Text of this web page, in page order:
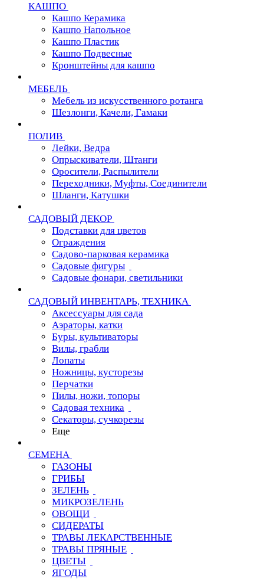
КАШПО
Кашпо Керамика
Кашпо Напольное
Кашпо Пластик
Кашпо Подвесные
Кронштейны для кашпо
МЕБЕЛЬ
Мебель из искусственного ротанга
Шезлонги, Качели, Гамаки
ПОЛИВ
Лейки, Ведра
Опрыскиватели, Штанги
Оросители, Распылители
Переходники, Муфты, Соединители
Шланги, Катушки
САДОВЫЙ ДЕКОР
Подставки для цветов
Ограждения
Садово-парковая керамика
Садовые фигуры
Садовые фонари, светильники
САДОВЫЙ ИНВЕНТАРЬ, ТЕХНИКА
Аксессуары для сада
Аэраторы, катки
Буры, культиваторы
Вилы, грабли
Лопаты
Ножницы, кусторезы
Перчатки
Пилы, ножи, топоры
Садовая техника
Секаторы, сучкорезы
Еще
СЕМЕНА
ГАЗОНЫ
ГРИБЫ
ЗЕЛЕНЬ
МИКРОЗЕЛЕНЬ
ОВОЩИ
СИДЕРАТЫ
ТРАВЫ ЛЕКАРСТВЕННЫЕ
ТРАВЫ ПРЯНЫЕ
ЦВЕТЫ
ЯГОДЫ